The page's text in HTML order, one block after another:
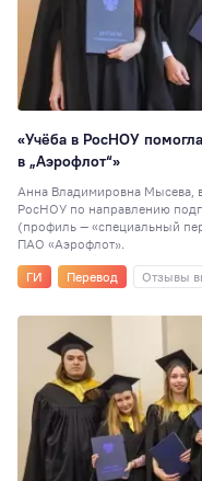
«Учёба в РосНОУ
в „Аэрофлот“»
Анна Владимировна Мысева,
РосНОУ по направлению
(профиль — «специальный
ПАО «Аэрофлот».
ГИ
Перевод Отзывы